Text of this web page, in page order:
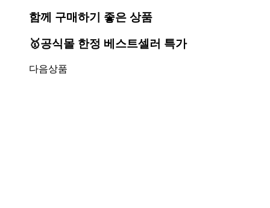
함께 구매하기 좋은 상품
🥇공식몰 한정 베스트셀러 특가
다음상품